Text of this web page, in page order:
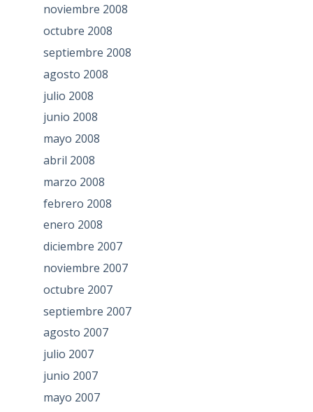
noviembre 2008
octubre 2008
septiembre 2008
agosto 2008
julio 2008
junio 2008
mayo 2008
abril 2008
marzo 2008
febrero 2008
enero 2008
diciembre 2007
noviembre 2007
octubre 2007
septiembre 2007
agosto 2007
julio 2007
junio 2007
mayo 2007